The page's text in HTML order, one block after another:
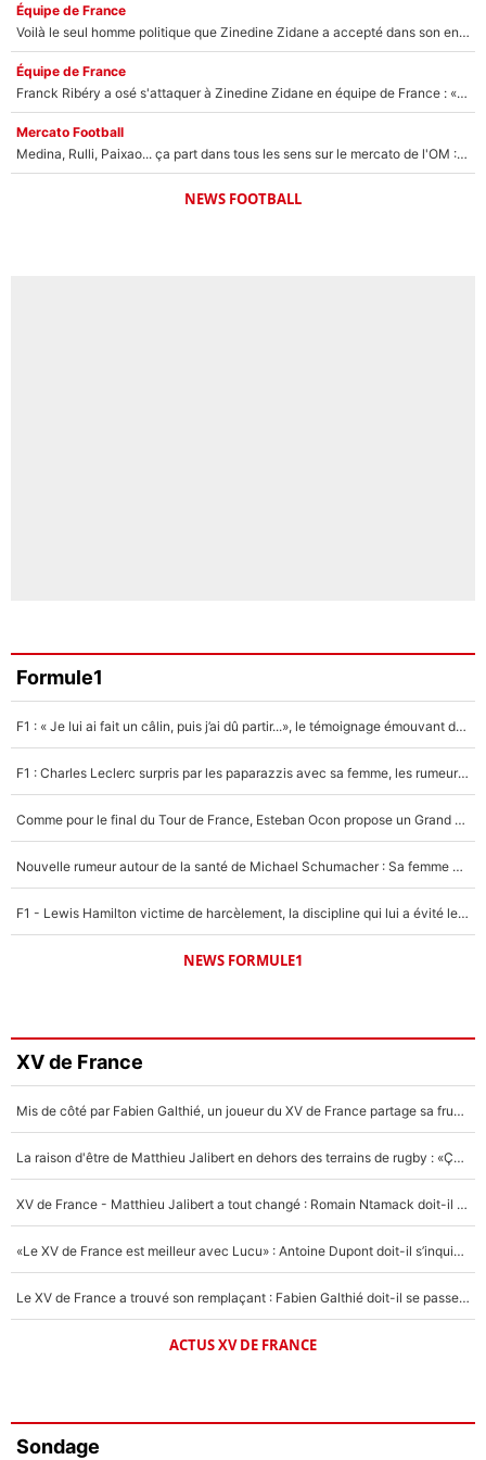
Équipe de France
Voilà le seul homme politique que Zinedine Zidane a accepté dans son entourage : «Je garde un très bon souvenir de lui»
Équipe de France
Franck Ribéry a osé s'attaquer à Zinedine Zidane en équipe de France : «Je n'aurais jamais fait ça»
Mercato Football
Medina, Rulli, Paixao... ça part dans tous les sens sur le mercato de l'OM : Frank McCourt va enfin récupérer l'argent qu'il attend ?
NEWS FOOTBALL
Formule1
F1 : « Je lui ai fait un câlin, puis j’ai dû partir...», le témoignage émouvant de Max Verstappen sur sa fille
F1 : Charles Leclerc surpris par les paparazzis avec sa femme, les rumeurs étaient vraies !
Comme pour le final du Tour de France, Esteban Ocon propose un Grand Prix de Formule 1 à Paris : «Autour de l’Arc de Triomphe, ce serait génial» !
Nouvelle rumeur autour de la santé de Michael Schumacher : Sa femme Corinna sort du silence
F1 - Lewis Hamilton victime de harcèlement, la discipline qui lui a évité le pire : «J'aurais probablement mal tourné»
NEWS FORMULE1
XV de France
Mis de côté par Fabien Galthié, un joueur du XV de France partage sa frustration : «ils ne me l’ont pas dit tout de suite»
La raison d'être de Matthieu Jalibert en dehors des terrains de rugby : «Ça m'atteint autant que si tu touches à un membre de ma famille»
XV de France - Matthieu Jalibert a tout changé : Romain Ntamack doit-il s’inquiéter pour sa place à un an de la Coupe du monde ?
«Le XV de France est meilleur avec Lucu» : Antoine Dupont doit-il s’inquiéter pour sa place ?
Le XV de France a trouvé son remplaçant : Fabien Galthié doit-il se passer d'Antoine Dupont ?
ACTUS XV DE FRANCE
Sondage